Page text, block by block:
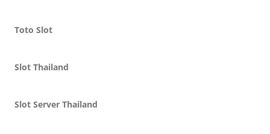
Toto Slot
Slot Thailand
Slot Server Thailand